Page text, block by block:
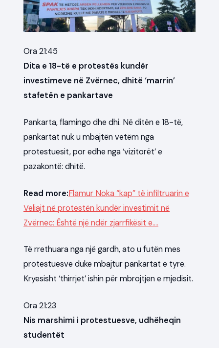
Ora 21:45
Dita e 18-të e protestës kundër
investimeve në Zvërnec, dhitë ‘marrin’
stafetën e pankartave
Pankarta, flamingo dhe dhi. Në ditën e 18-të,
pankartat nuk u mbajtën vetëm nga
protestuesit, por edhe nga ‘vizitorët’ e
pazakontë: dhitë.
Read more:Flamur Noka “kap” të infiltruarin e
Veliajt në protestën kundër investimit në
Zvërnec: Është një ndër zjarrfikësit e….
Të rrethuara nga një gardh, ato u futën mes
protestuesve duke mbajtur pankartat e tyre.
Kryesisht ‘thirrjet’ ishin për mbrojtjen e mjedisit.
Ora 21:23
Nis marshimi i protestuesve, udhëheqin
studentët